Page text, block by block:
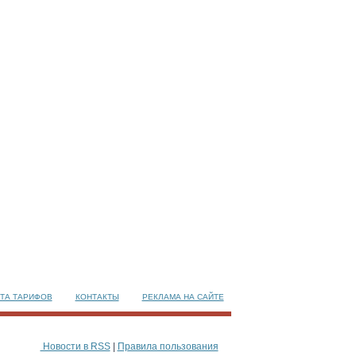
ТАРИФОВ КОНТАКТЫ РЕКЛАМА НА САЙТЕ
Новости в RSS| Правила пользования